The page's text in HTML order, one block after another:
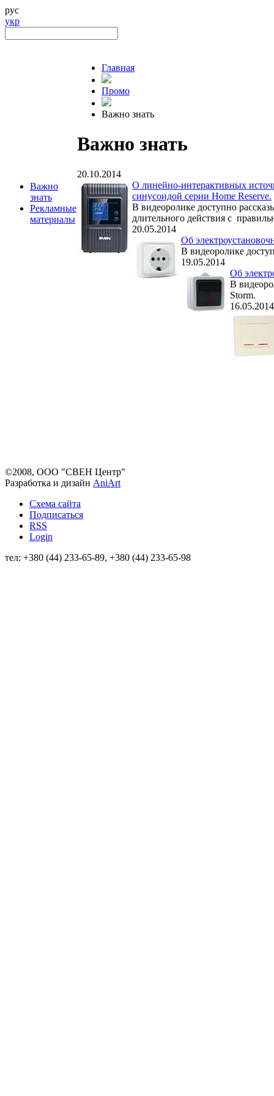
рус
укр
Важно
знать
Рекламные
материалы
Главная
Промо
Важно знать
Важно знать
20.10.2014
О линейно-интерактивных
синусоидой серии Home Reserve.
В видеоролике доступно
длительного действия с
20.05.2014
Об
В видеоролике
19.05.2014
Об
В
Storm.
16.05.2014
©2008, ООО "СВЕН Центр"
Разработка и дизайн AniArt
Схема сайта
Подписаться
RSS
Login
тел: +380 (44) 233-65-89, +380 (44) 233-65-98